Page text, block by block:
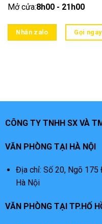
Mở cửa:8h00 - 21h00
Nhắn zalo Gọi ngay
CÔNG TY TNHH SX VÀ
VĂN PHÒNG TẠI HÀ NỘI
Địa chỉ: Số 20, Ngõ 175
Hà Nội
VĂN PHÒNG TẠI TP.HỐ